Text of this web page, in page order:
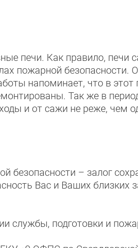
печи. Как правило, печи
пожарной безопасности.
напоминает, что в этот
Так же в
и от сажи не реже, чем
безопасности – залог
Вас и Ваших близких
службы, подготовки и